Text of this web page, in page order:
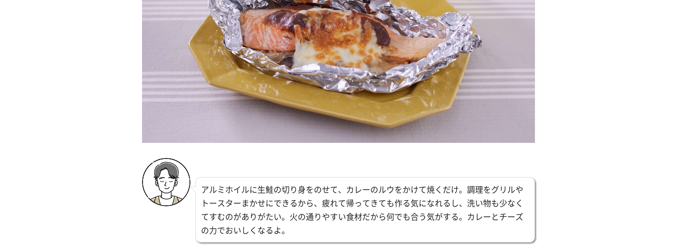
アルミホイルに生鮭の切り身をのせて、カレーのルウをかけて焼くだけ。調理をグリルや
トースターまかせにできるから、疲れて帰ってきても作る気になれるし、洗い物も少なく
てすむのがありがたい。火の通りやすい食材だから何でも合う気がする。カレーとチーズ
の力でおいしくなるよ。